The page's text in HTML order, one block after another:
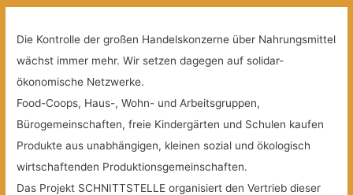
Die Kontrolle der großen Handelskonzerne über Nahrungsmittel
wächst immer mehr. Wir setzen dagegen auf solidar-
ökonomische Netzwerke.
Food-Coops, Haus-, Wohn- und Arbeitsgruppen,
Bürogemeinschaften, freie Kindergärten und Schulen kaufen
Produkte aus unabhängigen, kleinen sozial und ökologisch
wirtschaftenden Produktionsgemeinschaften.
Das Projekt SCHNITTSTELLE organisiert den Vertrieb dieser